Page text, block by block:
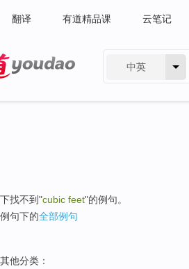
翻译 有道精品课 云笔记
中英
找不到"cubic feet"的例句。
句下的全部例句
他分类：